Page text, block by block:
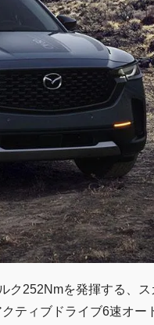
ク252Nmを発揮する、
ティブドライブ6速オー